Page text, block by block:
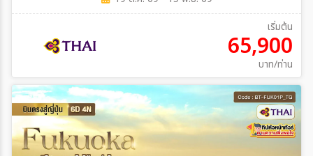
เริ่มต้น
65,900
บาท/ท่าน